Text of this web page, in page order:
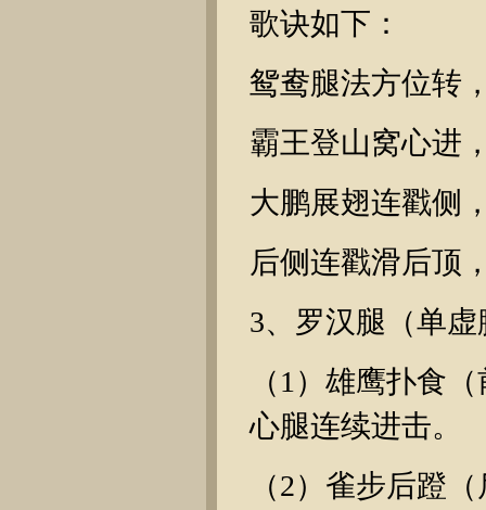
歌诀如下：
鸳鸯腿法方位转
霸王登山窝心进
大鹏展翅连戳侧
后侧连戳滑后顶
3、罗汉腿（单
（1）雄鹰扑食
心腿连续进击。
（2）雀步后蹬